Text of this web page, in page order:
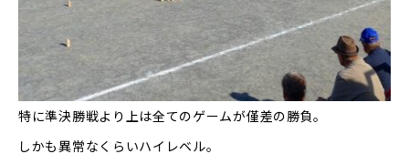
特に準決勝戦より上は全てのゲームが僅差の勝負。
しかも異常なくらいハイレベル。